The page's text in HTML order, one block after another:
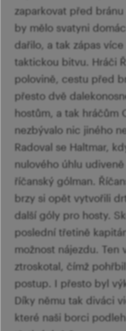
zaparkovat před
by mělo svatyni
dařilo, a tak zápas
taktickou bitvu. Hráči
polovině, cestu před
přesto dvě
hostům, a tak hráčům
nezbývalo nic jiného
Radoval se Haltmar,
nulového úhlu
říčanský gólman.
brzy si opět vytvořili
další góly pro hosty.
poslední třetině
možnost nájezdu. Ten
ztroskotal, čímž
postup. I přesto byl
Díky němu tak diváci
které naši borci